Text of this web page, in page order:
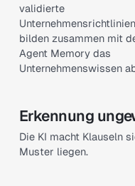
validierte
Unternehmensrichtlinien
bilden zusammen mit
Agent Memory das
Unternehmenswissen
Erkennung
Die KI macht Klauseln
Muster liegen.